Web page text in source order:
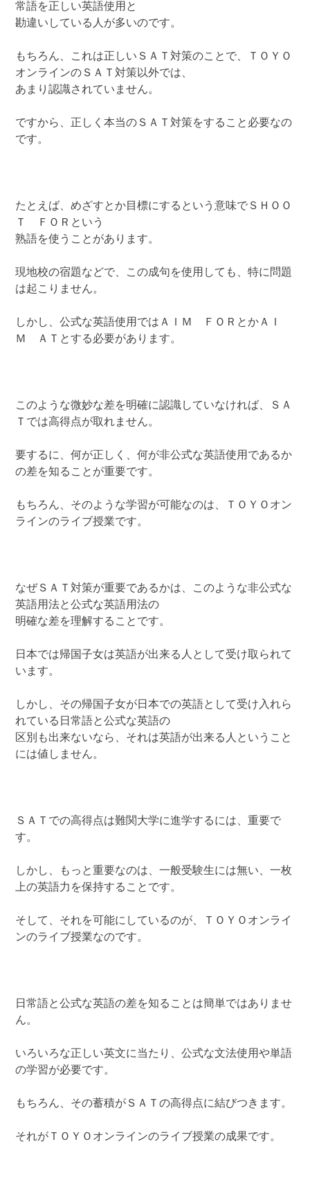
常語を正しい英語使用と
勘違いしている人が多いのです。
もちろん、これは正しいＳＡＴ対策のことで、ＴＯＹＯ
オンラインのＳＡＴ対策以外では、
あまり認識されていません。
ですから、正しく本当のＳＡＴ対策をすること必要なの
です。
たとえば、めざすとか目標にするという意味でＳＨＯＯ
Ｔ ＦＯＲという
熟語を使うことがあります。
現地校の宿題などで、この成句を使用しても、特に問題
は起こりません。
しかし、公式な英語使用ではＡＩＭ ＦＯＲとかＡＩ
Ｍ ＡＴとする必要があります。
このような微妙な差を明確に認識していなければ、ＳＡ
Ｔでは高得点が取れません。
要するに、何が正しく、何が非公式な英語使用であるか
の差を知ることが重要です。
もちろん、そのような学習が可能なのは、ＴＯＹＯオン
ラインのライブ授業です。
なぜＳＡＴ対策が重要であるかは、このような非公式な
英語用法と公式な英語用法の
明確な差を理解することです。
日本では帰国子女は英語が出来る人として受け取られて
います。
しかし、その帰国子女が日本での英語として受け入れら
れている日常語と公式な英語の
区別も出来ないなら、それは英語が出来る人ということ
には値しません。
ＳＡＴでの高得点は難関大学に進学するには、重要で
す。
しかし、もっと重要なのは、一般受験生には無い、一枚
上の英語力を保持することです。
そして、それを可能にしているのが、ＴＯＹＯオンライ
ンのライブ授業なのです。
日常語と公式な英語の差を知ることは簡単ではありませ
ん。
いろいろな正しい英文に当たり、公式な文法使用や単語
の学習が必要です。
もちろん、その蓄積がＳＡＴの高得点に結びつきます。
それがＴＯＹＯオンラインのライブ授業の成果です。